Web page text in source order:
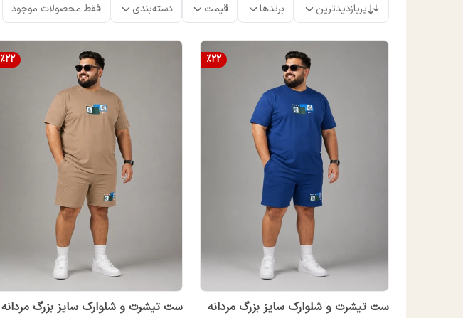
پربازدیدترین برندها قیمت دسته‌بندی فقط محصولات موجود
%22
ست تیشرت و شلوارک سایز بزرگ مردانه
%22
ست تیشرت و شلوارک سایز بزرگ مردانه